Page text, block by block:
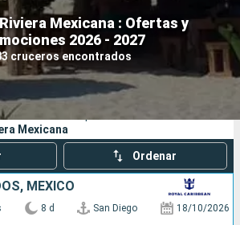
Mexicana : Ofertas y
2026 - 2027
cruceros encontrados
Buscar
criterios de búsqueda:
Mexicana
Ordenar
MÉXICO
8 d San Diego 18/10/2026